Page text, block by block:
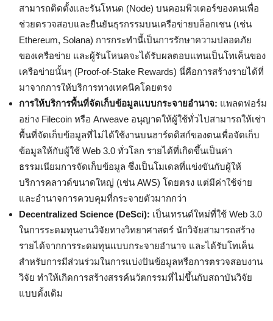
สามารถติดตั้งและรันโหนด (Node) บนคอมพิวเตอร์ของตนเพื่อ
ช่วยตรวจสอบและยืนยันธุรกรรมบนเครือข่ายบล็อกเชน (เช่น
Ethereum, Solana) การกระทำนี้เป็นการรักษาความปลอดภัย
ของเครือข่าย และผู้รันโหนดจะได้รับผลตอบแทนเป็นโทเค็นของ
เครือข่ายนั้นๆ (Proof-of-Stake Rewards) นี่คือการสร้างรายได้ที่
มาจากการให้บริการทางเทคนิคโดยตรง
การให้บริการพื้นที่จัดเก็บข้อมูลแบบกระจายอำนาจ: แพลตฟอร์ม
อย่าง Filecoin หรือ Arweave อนุญาตให้ผู้ใช้ทั่วไปสามารถให้เช่า
พื้นที่จัดเก็บข้อมูลที่ไม่ได้ใช้งานบนฮาร์ดดิสก์ของตนเพื่อจัดเก็บ
ข้อมูลให้กับผู้ใช้ Web 3.0 ทั่วโลก รายได้ที่เกิดขึ้นเป็นค่า
ธรรมเนียมการจัดเก็บข้อมูล ซึ่งเป็นโมเดลที่แข่งขันกับผู้ให้
บริการคลาวด์ขนาดใหญ่ (เช่น AWS) โดยตรง แต่มีค่าใช้จ่าย
และอำนาจการควบคุมที่กระจายตัวมากกว่า
Decentralized Science (DeSci): เป็นเทรนด์ใหม่ที่ใช้ Web 3.0
ในการระดมทุนงานวิจัยทางวิทยาศาสตร์ นักวิจัยสามารถสร้าง
รายได้จากการระดมทุนแบบกระจายอำนาจ และได้รับโทเค็น
สำหรับการมีส่วนร่วมในการแบ่งปันข้อมูลหรือการตรวจสอบงาน
วิจัย ทำให้เกิดการสร้างสรรค์นวัตกรรมที่ไม่ขึ้นกับสถาบันวิจัย
แบบดั้งเดิม